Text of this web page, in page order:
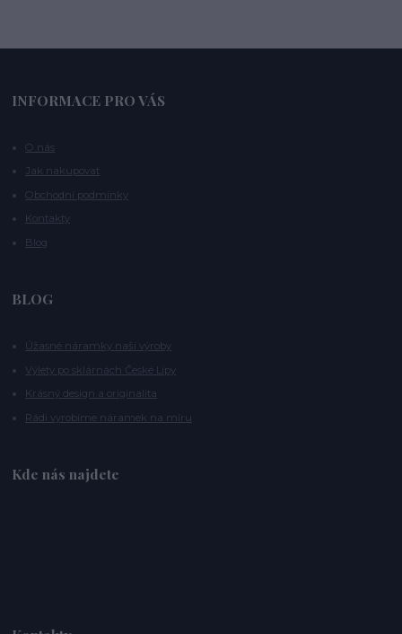
INFORMACE PRO VÁS
O nás
Jak nakupovat
Obchodní podmínky
Kontakty
Blog
BLOG
Úžasné náramky naší výroby
Výlety po sklárnách České Lípy
Krásný design a originalita
Rádi vyrobíme náramek na míru
Kde nás najdete